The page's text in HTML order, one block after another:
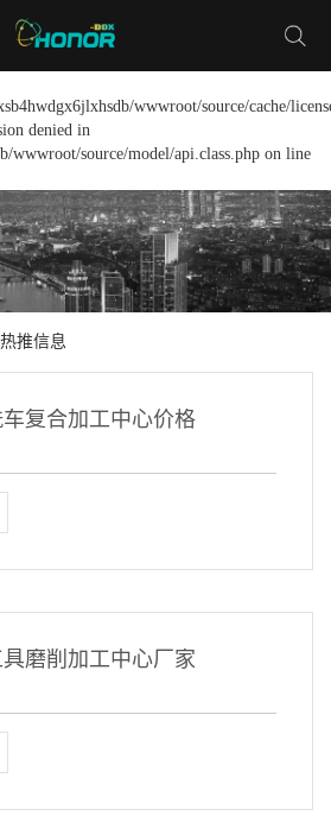
wwwroot/source/cache/
denied in
wwwroot/source/model/api.class.php on line
热推信息
复合加工中心价格
磨削加工中心厂家